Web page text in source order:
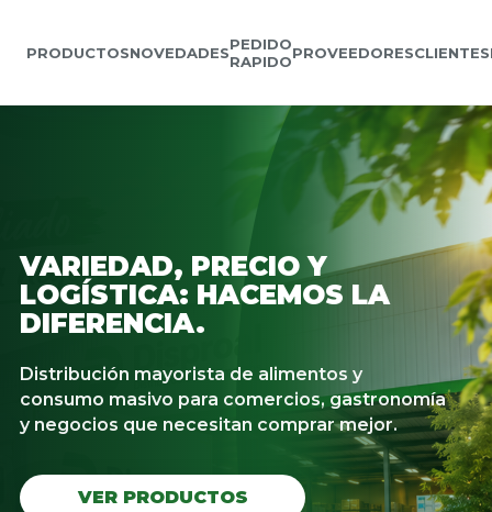
PRODUCTOSNOVEDADESPEDIDO
RAPIDOPROVEEDORESCLIENTES
VARIEDAD, PRECIO Y
LOGÍSTICA: HACEMOS LA
DIFERENCIA.
Distribución mayorista de alimentos y
consumo masivo para comercios, gastronomía
y negocios que necesitan comprar mejor.
VER PRODUCTOS